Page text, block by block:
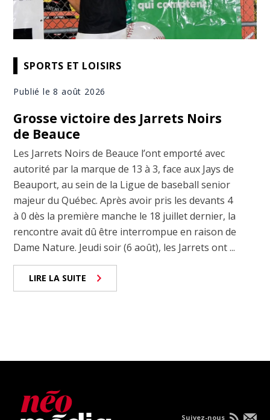
SPORTS ET LOISIRS
Publié le 8 août 2026
Grosse victoire des Jarrets Noirs
de Beauce
Les Jarrets Noirs de Beauce l’ont emporté avec
autorité par la marque de 13 à 3, face aux Jays de
Beauport, au sein de la Ligue de baseball senior
majeur du Québec. Après avoir pris les devants 4
à 0 dès la première manche le 18 juillet dernier, la
rencontre avait dû être interrompue en raison de
Dame Nature. Jeudi soir (6 août), les Jarrets ont ...
LIRE LA SUITE
Suivez-nous